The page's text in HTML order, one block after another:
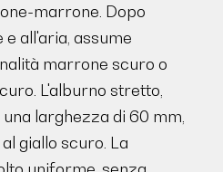
marrone. Dopo
e all'aria, assume
marrone scuro o
L'alburno stretto,
larghezza di 60 mm,
giallo scuro. La